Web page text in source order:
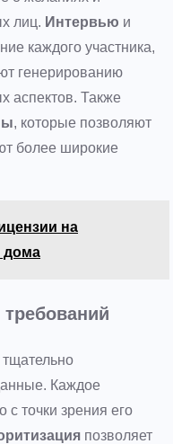
лиц. Интервью и
каждого участника,
генерированию
аспектов. Также
, которые позволяют
более широкие
на
дома
Каждое
точки зрения его
позволяет